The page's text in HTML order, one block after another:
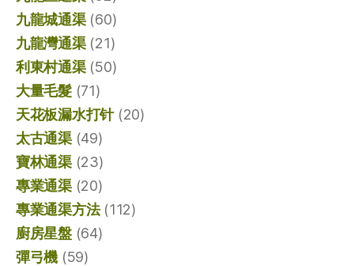
九龍城通渠(60)
九龍灣通渠(21)
利東村通渠(50)
大量毛髮(71)
天花板漏水打针(20)
太古通渠(49)
寶林通渠(23)
專業通渠(20)
專業通渠方法(112)
廚房星盤(64)
彈弓機 (59)